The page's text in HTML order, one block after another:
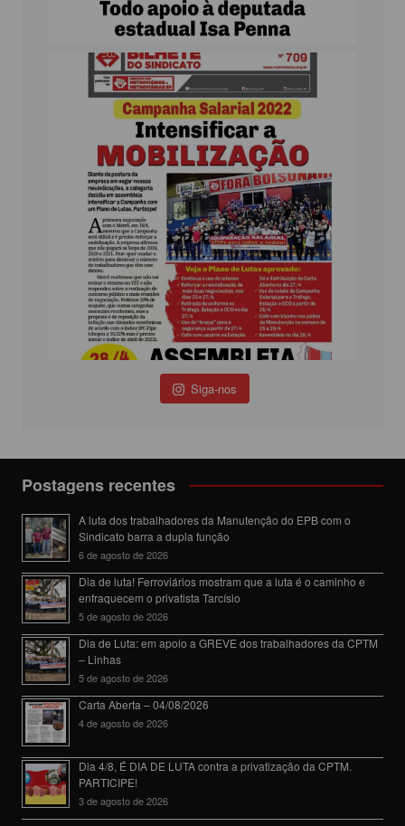
Siga-nos
Postagens recentes
A luta dos trabalhadores da Manutenção do EPB com o
Sindicato barra a dupla função
6 de agosto de 2026
Dia de luta! Ferroviários mostram que a luta é o caminho e
enfraquecem o privatista Tarcísio
5 de agosto de 2026
Dia de Luta: em apoio a GREVE dos trabalhadores da CPTM
– Linhas
5 de agosto de 2026
Carta Aberta – 04/08/2026
4 de agosto de 2026
Dia 4/8, É DIA DE LUTA contra a privatização da CPTM.
PARTICIPE!
3 de agosto de 2026